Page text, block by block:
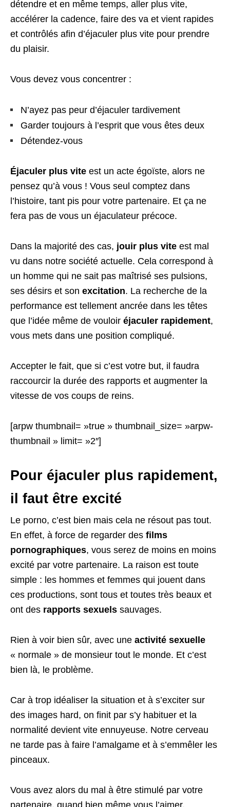
détendre et en même temps, aller plus vite,
accélérer la cadence, faire des va et vient rapides
et contrôlés afin d’éjaculer plus vite pour prendre
du plaisir.
Vous devez vous concentrer :
N’ayez pas peur d’éjaculer tardivement
Garder toujours à l’esprit que vous êtes deux
Détendez-vous
Éjaculer plus vite est un acte égoïste, alors ne
pensez qu’à vous ! Vous seul comptez dans
l’histoire, tant pis pour votre partenaire. Et ça ne
fera pas de vous un éjaculateur précoce.
Dans la majorité des cas, jouir plus vite est mal
vu dans notre société actuelle. Cela correspond à
un homme qui ne sait pas maîtrisé ses pulsions,
ses désirs et son excitation. La recherche de la
performance est tellement ancrée dans les têtes
que l’idée même de vouloir éjaculer rapidement,
vous mets dans une position compliqué.
Accepter le fait, que si c’est votre but, il faudra
raccourcir la durée des rapports et augmenter la
vitesse de vos coups de reins.
[arpw thumbnail= »true » thumbnail_size= »arpw-
thumbnail » limit= »2″]
Pour éjaculer plus rapidement,
il faut être excité
Le porno, c’est bien mais cela ne résout pas tout.
En effet, à force de regarder des films
pornographiques, vous serez de moins en moins
excité par votre partenaire. La raison est toute
simple : les hommes et femmes qui jouent dans
ces productions, sont tous et toutes très beaux et
ont des rapports sexuels sauvages.
Rien à voir bien sûr, avec une activité sexuelle
« normale » de monsieur tout le monde. Et c’est
bien là, le problème.
Car à trop idéaliser la situation et à s’exciter sur
des images hard, on finit par s’y habituer et la
normalité devient vite ennuyeuse. Notre cerveau
ne tarde pas à faire l’amalgame et à s’emmêler les
pinceaux.
Vous avez alors du mal à être stimulé par votre
partenaire, quand bien même vous l’aimer.